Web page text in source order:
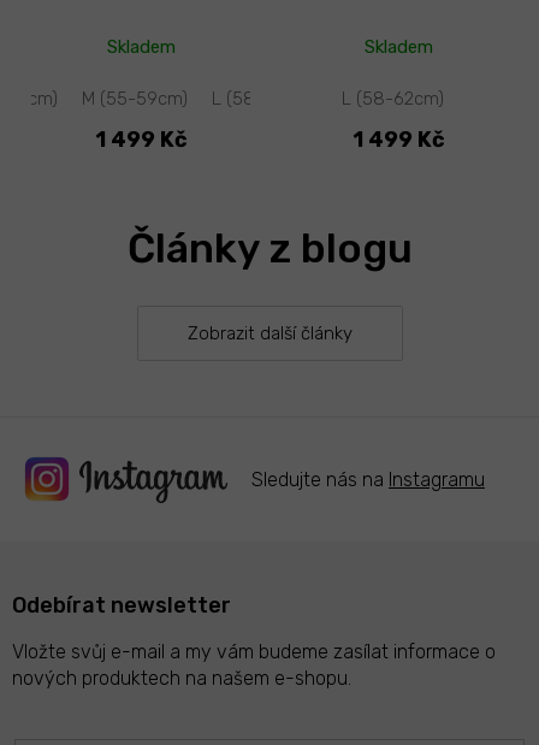
Skladem
56cm) M (55-59cm) L (58-62cm)
1 499 Kč
Skladem
L (58-62cm)
1 499 Kč
Články z blogu
Zobrazit další články
Sledujte nás na Instagramu
Odebírat newsletter
Vložte svůj e-mail a my vám budeme zasílat informace o
nových produktech na našem e-shopu.